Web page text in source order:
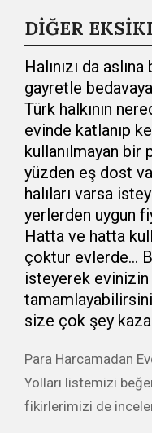
DİĞER
Halınızı da
gayretle
Türk halkının
evinde katlanıp
kullanılmayan bir
yüzden eş dost
halıları varsa
yerlerden uygun
Hatta ve hatta
çoktur evlerde…
isteyerek evinizin
size çok şey
Para Harcamadan
Yolları listemizi
fikirlerimizi de